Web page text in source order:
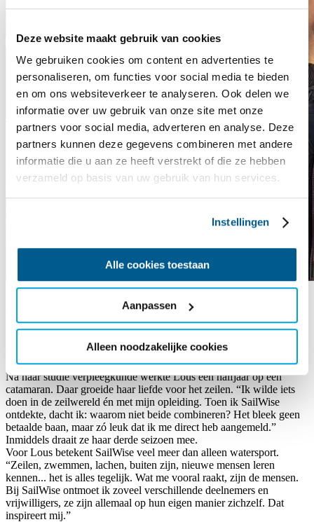
Deze website maakt gebruik van cookies
We gebruiken cookies om content en advertenties te
personaliseren, om functies voor social media te bieden
en om ons websiteverkeer te analyseren. Ook delen we
informatie over uw gebruik van onze site met onze
partners voor social media, adverteren en analyse. Deze
partners kunnen deze gegevens combineren met andere
informatie die u aan ze heeft verstrekt of die ze hebben
verzameld op basis van uw gebruik van hun services.
Instellingen
Alle cookies toestaan
Aanpassen
Alleen noodzakelijke cookies
“Ik werk als verpleegkundige in de flexpool van het UMCG,”
vertelt Lous. “Dat betekent dat ik geen vaste afdeling heb, maar
iedere dag ergens anders werk. De combinatie met mijn
bij SailWise te doen.”
Na haar studie verpleegkunde werkte Lous een halfjaar op een
catamaran. Daar groeide haar liefde voor het zeilen. “Ik wilde iets
doen in de zeilwereld én met mijn opleiding. Toen ik SailWise
ontdekte, dacht ik: waarom niet beide combineren? Het bleek geen
betaalde baan, maar zó leuk dat ik me direct heb aangemeld.”
Inmiddels draait ze haar derde seizoen mee.
Voor Lous betekent SailWise veel meer dan alleen watersport.
“Zeilen, zwemmen, lachen, buiten zijn, nieuwe mensen leren
kennen... het is alles tegelijk. Wat me vooral raakt, zijn de mensen.
Bij SailWise ontmoet ik zoveel verschillende deelnemers en
vrijwilligers, ze zijn allemaal op hun eigen manier zichzelf. Dat
inspireert mij.”